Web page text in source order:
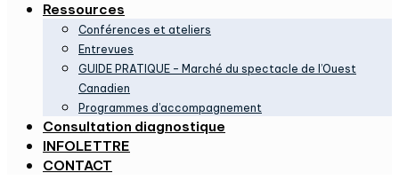
Ressources
Conférences et ateliers
Entrevues
GUIDE PRATIQUE – Marché du spectacle de l’Ouest
Canadien
Programmes d’accompagnement
Consultation diagnostique
INFOLETTRE
CONTACT